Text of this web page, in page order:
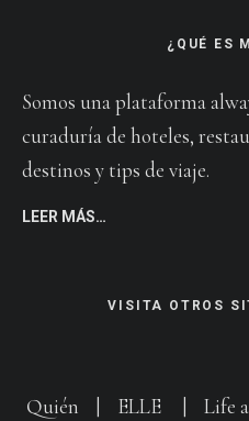
¿QUÉ ES
Somos una plataforma
curaduría de hoteles,
destinos y tips de viaje.
LEER MÁS…
VISITA OTROS
Quién ELLE Life